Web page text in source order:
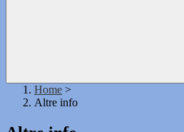
Home >
Altre info